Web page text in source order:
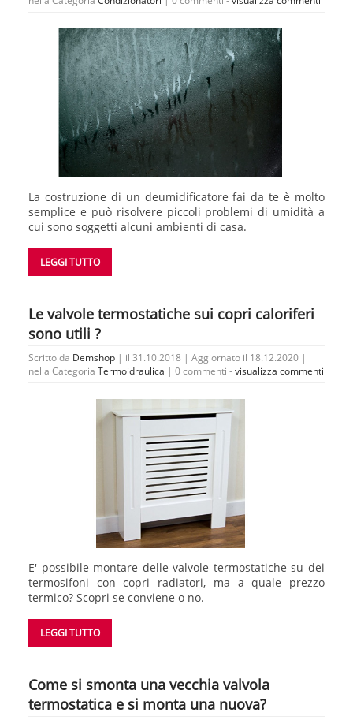
La costruzione di un deumidificatore fai da te è molto
semplice e può risolvere piccoli problemi di umidità a
cui sono soggetti alcuni ambienti di casa.
LEGGI TUTTO
Le valvole termostatiche sui copri caloriferi
sono utili ?
Scritto da Demshop | il 31.10.2018 | Aggiornato il 18.12.2020 |
nella Categoria Termoidraulica | 0 commenti -visualizza commenti
E' possibile montare delle valvole termostatiche su dei
termosifoni con copri radiatori, ma a quale prezzo
termico? Scopri se conviene o no.
LEGGI TUTTO
Come si smonta una vecchia valvola
termostatica e si monta una nuova?